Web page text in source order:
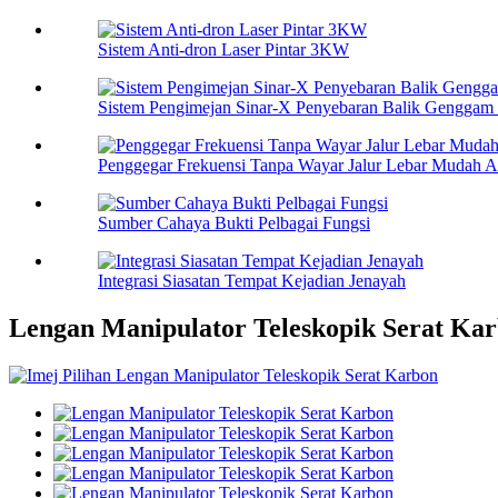
Sistem Anti-dron Laser Pintar 3KW
Sistem Pengimejan Sinar-X Penyebaran Balik
Penggegar Frekuensi Tanpa Wayar Jalur Lebar Mudah
Sumber Cahaya Bukti Pelbagai Fungsi
Integrasi Siasatan Tempat Kejadian Jenayah
Lengan Manipulator Teleskopik Serat